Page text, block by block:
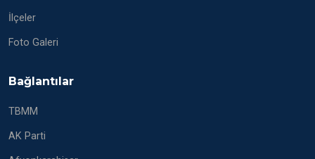
İlçeler
Foto Galeri
Bağlantılar
TBMM
AK Parti